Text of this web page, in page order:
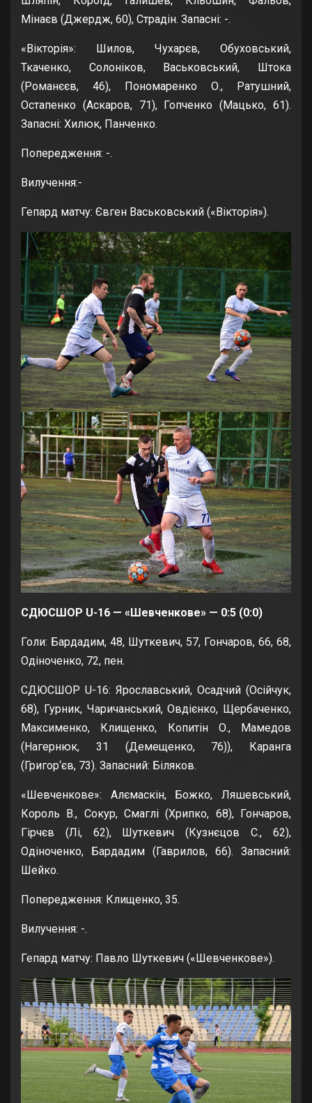
Мінаєв (Джердж, 60), Страдін. Запасні: -.
«Вікторія»: Шилов, Чухарєв, Обуховський,
Ткаченко, Солоніков, Васьковський, Штока
(Романєєв, 46), Пономаренко О., Ратушний,
Остапенко (Аскаров, 71), Гопченко (Мацько, 61).
Запасні: Хилюк, Панченко.
Попередження: -.
Вилучення:-
Гепард матчу: Євген Васьковський («Вікторія»).
СДЮСШОР U-16 — «Шевченкове» — 0:5 (0:0)
Голи: Бардадим, 48, Шуткевич, 57, Гончаров, 66, 68,
Одіноченко, 72, пен.
СДЮСШОР U-16: Ярославський, Осадчий (Осійчук,
68), Гурник, Чаричанський, Овдієнко, Щербаченко,
Максименко, Клищенко, Копитін О., Мамедов
(Нагернюк, 31 (Демещенко, 76)), Каранга
(Григор‘єв, 73). Запасний: Біляков.
«Шевченкове»: Алємаскін, Божко, Ляшевський,
Король В., Сокур, Смаглі (Хрипко, 68), Гончаров,
Гірчєв (Лі, 62), Шуткевич (Кузнєцов С., 62),
Одіноченко, Бардадим (Гаврилов, 66). Запасний:
Шейко.
Попередження: Клищенко, 35.
Вилучення: -.
Гепард матчу: Павло Шуткевич («Шевченкове»).